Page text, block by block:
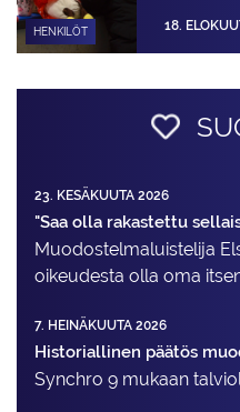
HENKILÖT 18.
23. KESÄKUUTA 2026
"Saa olla rakastettu
Muodostelma­luistelija
oikeudesta olla oma
7. HEINÄKUUTA 2026
Historiallinen päätös
Synchro 9 mukaan